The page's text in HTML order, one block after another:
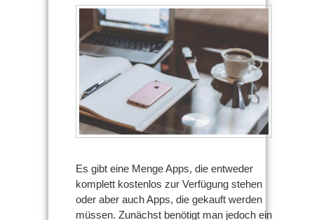
Es gibt eine Menge Apps, die entweder
komplett kostenlos zur Verfügung stehen
oder aber auch Apps, die gekauft werden
müssen. Zunächst benötigt man jedoch ein